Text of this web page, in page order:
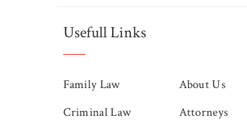
Usefull Links
Family Law
Criminal Law
About Us
Attorneys